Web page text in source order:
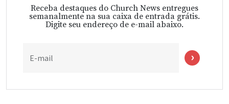
Receba destaques do Church News entregues
semanalmente na sua caixa de entrada grátis.
Digite seu endereço de e-mail abaixo.
E-mail